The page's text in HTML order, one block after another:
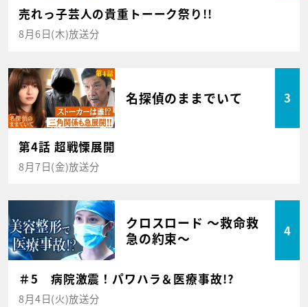
売れっ子芸人の貴重トーーク祭り!!
8月6日(木)放送分
名探偵のままでいて 3
第4話 超戦慄展開
8月7日(金)放送分
クロスロード ～救命救
急の約束～
4
＃5 病院激震！パワハラ＆医療事故!?
8月4日(火)放送分